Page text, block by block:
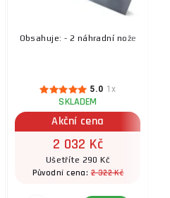
Obsahuje: - 2 náhradní nože
5.0 1x
SKLADEM
Akční cena
2 032 Kč
Ušetříte 290 Kč
Původní cena:2 322 Kč